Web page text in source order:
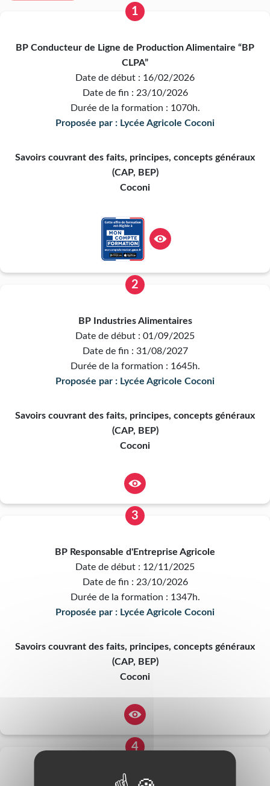
1
BP Conducteur de Ligne de Production Alimentaire “BP
CLPA”
Date de début : 16/02/2026
Date de fin : 23/10/2026
Durée de la formation : 1070h.
Proposée par : Lycée Agricole Coconi
Savoirs couvrant des faits, principes, concepts généraux
(CAP, BEP)
Coconi
2
BP Industries Alimentaires
Date de début : 01/09/2025
Date de fin : 31/08/2027
Durée de la formation : 1645h.
Proposée par : Lycée Agricole Coconi
Savoirs couvrant des faits, principes, concepts généraux
(CAP, BEP)
Coconi
3
BP Responsable d'Entreprise Agricole
Date de début : 12/11/2025
Date de fin : 23/10/2026
Durée de la formation : 1347h.
Proposée par : Lycée Agricole Coconi
Savoirs couvrant des faits, principes, concepts généraux
(CAP, BEP)
Coconi
4
BTS A gestion et protection de la nature